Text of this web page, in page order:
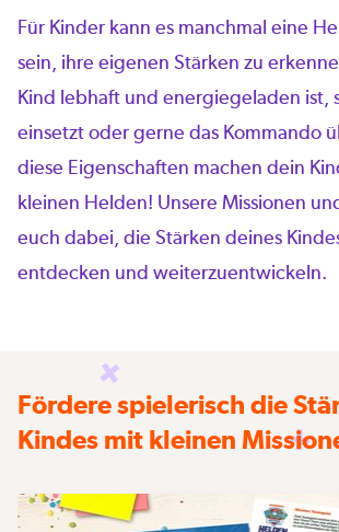
Für Kinder kann es manchmal eine
sein, ihre eigenen Stärken zu
Kind lebhaft und energiegeladen ist,
einsetzt oder gerne das Kommando
diese Eigenschaften machen dein
kleinen Helden! Unsere Missionen
euch dabei, die Stärken deines
entdecken und weiterzuentwickeln.
Fördere spielerisch die
Kindes mit kleinen